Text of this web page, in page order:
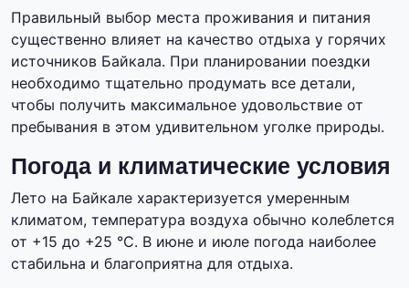
Правильный выбор места проживания и питания
существенно влияет на качество отдыха у горячих
источников Байкала. При планировании поездки
необходимо тщательно продумать все детали,
чтобы получить максимальное удовольствие от
пребывания в этом удивительном уголке природы.
Погода и климатические условия
Лето на Байкале характеризуется умеренным
климатом, температура воздуха обычно колеблется
от +15 до +25 °C. В июне и июле погода наиболее
стабильна и благоприятна для отдыха.